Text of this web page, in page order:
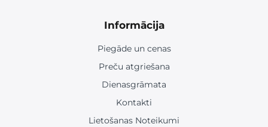
Informācija
Piegāde un cenas
Preču atgriešana
Dienasgrāmata
Kontakti
Lietošanas Noteikumi